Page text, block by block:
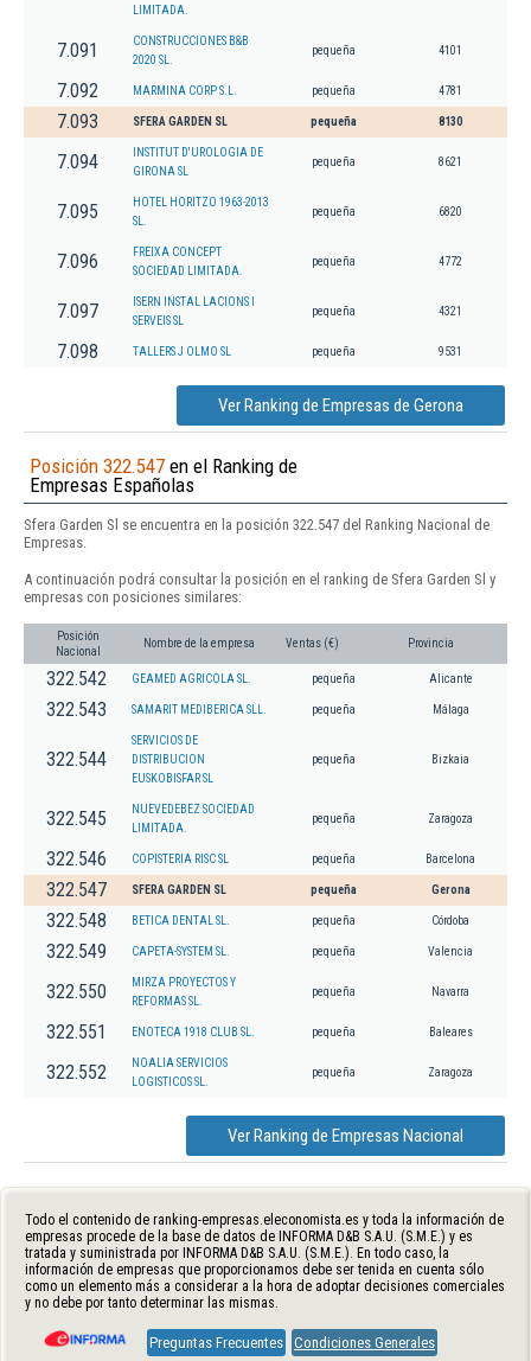
LIMITADA.
7.091
CONSTRUCCIONES B&B
2020 SL.
pequeña 4101
7.092 MARMINA CORP S.L. pequeña 4781
7.093 SFERA GARDEN SL pequeña 8130
7.094
INSTITUT D'UROLOGIA DE
GIRONA SL
pequeña 8621
7.095
HOTEL HORITZO 1963-2013
SL.
pequeña 6820
7.096
FREIXA CONCEPT
SOCIEDAD LIMITADA.
pequeña 4772
7.097
ISERN INSTAL LACIONS I
SERVEIS SL
pequeña 4321
7.098 TALLERS J OLMO SL pequeña 9531
Ver Ranking de Empresas de Gerona
Posición 322.547 en el Ranking de
Empresas Españolas
Sfera Garden Sl se encuentra en la posición 322.547 del Ranking Nacional de
Empresas.
A continuación podrá consultar la posición en el ranking de Sfera Garden Sl y
empresas con posiciones similares:
Posición
Nacional
Nombre de la empresa Ventas (€) Provincia
322.542 GEAMED AGRICOLA SL. pequeña Alicante
322.543 SAMARIT MEDIBERICA SLL. pequeña Málaga
322.544
SERVICIOS DE
DISTRIBUCION
EUSKOBISFAR SL
pequeña Bizkaia
322.545
NUEVEDEBEZ SOCIEDAD
LIMITADA.
pequeña Zaragoza
322.546 COPISTERIA RISC SL pequeña Barcelona
322.547 SFERA GARDEN SL pequeña Gerona
322.548 BETICA DENTAL SL. pequeña Córdoba
322.549 CAPETA-SYSTEM SL. pequeña Valencia
322.550
MIRZA PROYECTOS Y
REFORMAS SL.
pequeña Navarra
322.551 ENOTECA 1918 CLUB SL. pequeña Baleares
322.552
NOALIA SERVICIOS
LOGISTICOS SL.
pequeña Zaragoza
Ver Ranking de Empresas Nacional
Todo el contenido de ranking-empresas.eleconomista.es y toda la información de
empresas procede de la base de datos de INFORMA D&B S.A.U. (S.M.E.) y es
tratada y suministrada por INFORMA D&B S.A.U. (S.M.E.). En todo caso, la
información de empresas que proporcionamos debe ser tenida en cuenta sólo
como un elemento más a considerar a la hora de adoptar decisiones comerciales
y no debe por tanto determinar las mismas.
Preguntas Frecuentes Condiciones Generales